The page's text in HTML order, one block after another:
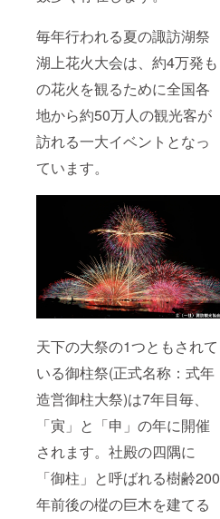
毎年行われる夏の諏訪湖祭
湖上花火大会は、約4万発も
の花火を観るために全国各
地から約50万人の観光客が
訪れる一大イベントとなっ
ています。
天下の大祭の1つともされて
いる御柱祭(正式名称：式年
造営御柱大祭)は7年目毎、
「寅」と「申」の年に開催
されます。社殿の四隅に
「御柱」と呼ばれる樹齢200
年前後の樅の巨木を建てる